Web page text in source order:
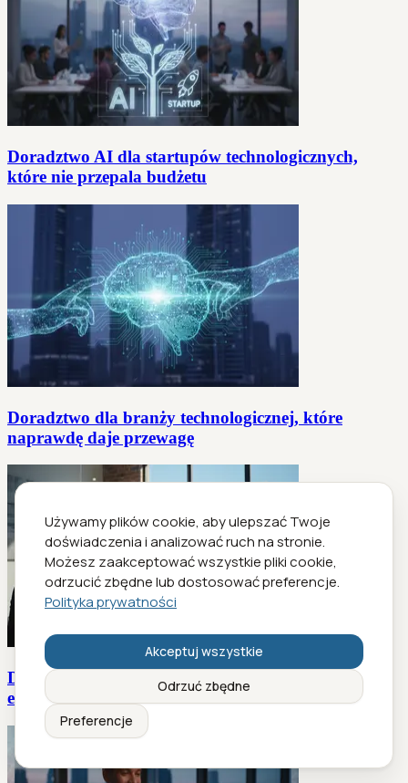
Używamy plików cookie, aby ulepszać Twoje
doświadczenia i analizować ruch na stronie.
Możesz zaakceptować wszystkie pliki cookie,
odrzucić zbędne lub dostosować preferencje.
Polityka prywatności
Akceptuj wszystkie
Odrzuć zbędne
Preferencje
Doradztwo AI dla startupów technologicznych,
które nie przepala budżetu
Doradztwo dla branży technologicznej, które
naprawdę daje przewagę
Doradztwo dla startupów w 2026: AI, prawdziwi
eksperci czy iluzja?